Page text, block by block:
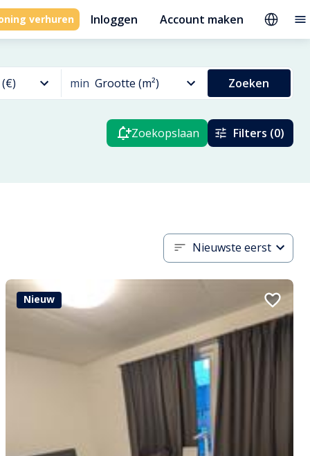
verhuren Inloggen Account maken
min Grootte (m²) Zoeken
Zoekopslaan Filters (0)
Nieuwste eerst
Nieuw